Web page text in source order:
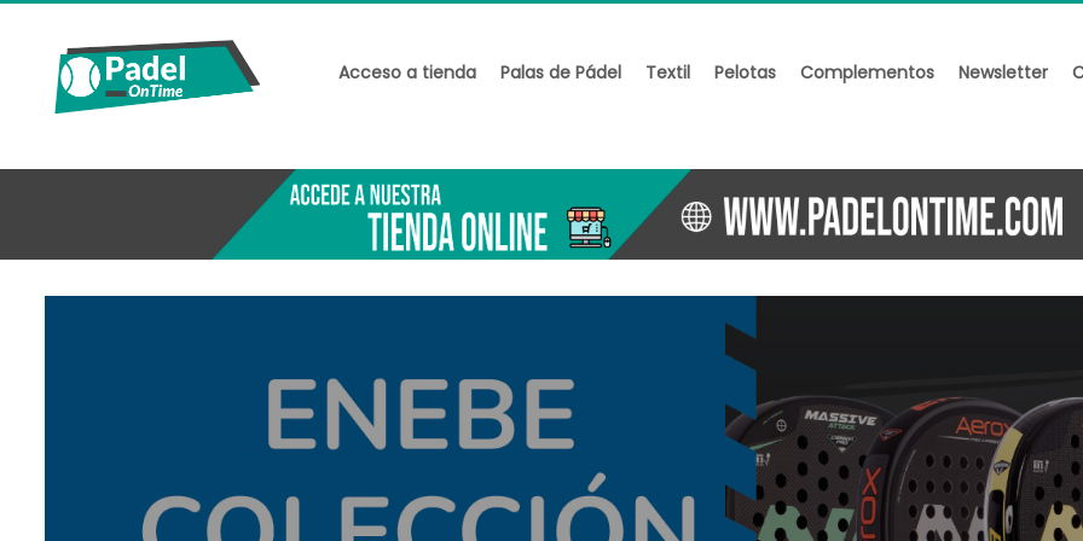
Archivos
febrero 2025
junio 2024
enero 2024
enero 2023
Acceso a tienda Palas de Pádel Textil Pelotas Complementos Newsletter